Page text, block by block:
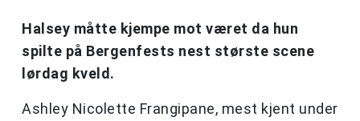
Halsey måtte kjempe mot været da hun
spilte på Bergenfests nest største scene
lørdag kveld.
Ashley Nicolette Frangipane, mest kjent under